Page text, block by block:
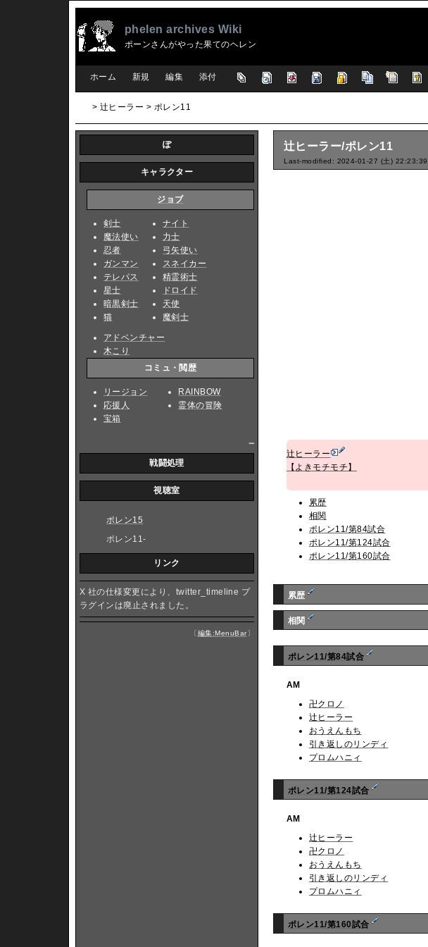
phelen archives Wiki
ポーンさんがやった果てのヘレン
ホーム 新規 編集 添付
> 辻ヒーラー > ポレン11
辻ヒーラー/ポレン11
Last-modified: 2024-01-27 (土) 22:23:39
辻ヒーラー
【よきモチモチ】
累歴
相関
ポレン11/第84試合
ポレン11/第124試合
ポレン11/第160試合
累歴
相関
ポレン11/第84試合
AM
卍クロノ
辻ヒーラー
おうえんもち
引き返しのリンディ
プロムハニィ
ポレン11/第124試合
AM
辻ヒーラー
卍クロノ
おうえんもち
引き返しのリンディ
プロムハニィ
ポレン11/第160試合
ぽ
キャラクター
ジョブ
剣士
魔法使い
忍者
ガンマン
テレパス
星士
暗黒剣士
猫
ナイト
力士
弓矢使い
スネイカー
精霊術士
ドロイド
天使
魔剣士
アドベンチャー
木こり
コミュ・閲歴
リージョン
応援人
宝箱
RAINBOW
霊体の冒険
戦闘処理
視聴室
ポレン15
ポレン11-
リンク
X 社の仕様変更により、twitter_timeline プ
ラグインは廃止されました。
〔編集:MenuBar〕